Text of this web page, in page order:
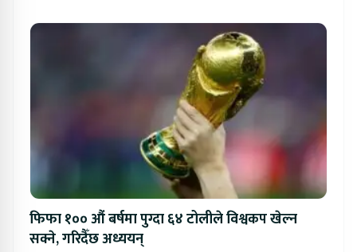
फिफा १०० औं बर्षमा पुग्दा ६४ टोलीले विश्वकप खेल्न
सक्ने, गरिदैँछ अध्ययन्